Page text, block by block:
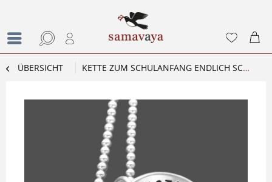
ÜBERSICHT KETTE ZUM SCHULANFANG ENDLICH SCHULKIND 925 SILBER GRAVUR GESCHENK EINSCHULUNG